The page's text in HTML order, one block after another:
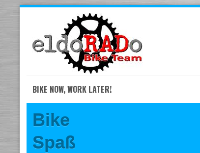
content
BIKE NOW, WORK LATER!
Bike
Spaß